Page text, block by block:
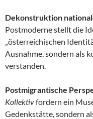
Dekonstruktion
Postmoderne stellt die
„österreichischen
Ausnahme, sondern als
verstanden.
Postmigrantische
Kollektivfordern ein
Gedenkstätte, sondern